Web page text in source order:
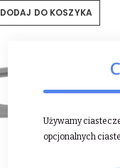
DODAJ DO KOSZYKA
Używamy
opcjonalnych